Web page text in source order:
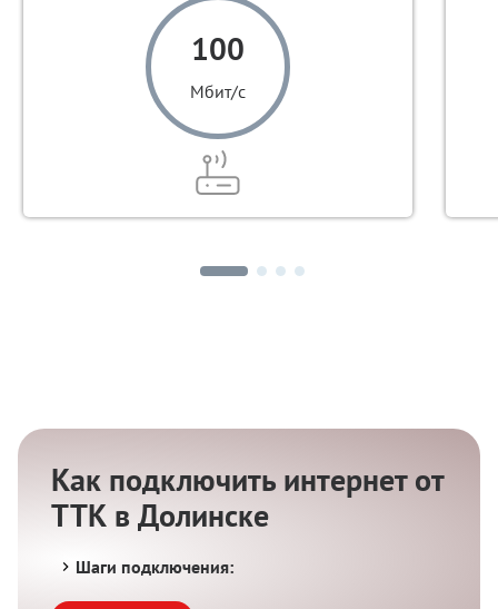
100
Мбит/с
Как подключить интернет от
ТТК в Долинске
Шаги подключения: